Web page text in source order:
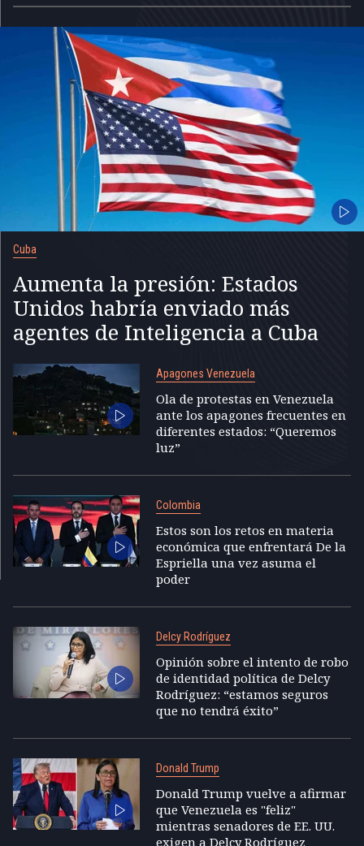
Cuba
Aumenta la presión: Estados
Unidos habría enviado más
agentes de Inteligencia a Cuba
Apagones Venezuela
Ola de protestas en Venezuela
ante los apagones frecuentes en
diferentes estados: “Queremos
luz”
Colombia
Estos son los retos en materia
económica que enfrentará De la
Espriella una vez asuma el
poder
Delcy Rodríguez
Opinión sobre el intento de robo
de identidad política de Delcy
Rodríguez: “estamos seguros
que no tendrá éxito”
Donald Trump
Donald Trump vuelve a afirmar
que Venezuela es "feliz"
mientras senadores de EE. UU.
exigen a Delcy Rodríguez